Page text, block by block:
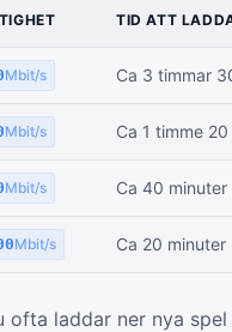
TID ATT
Mbit/s Ca 3 timmar
Mbit/s Ca 1 timme 20
Mbit/s Ca 40 minuter
Mbit/s Ca 20 minuter
ofta laddar ner nya